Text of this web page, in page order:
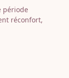
période
réconfort,